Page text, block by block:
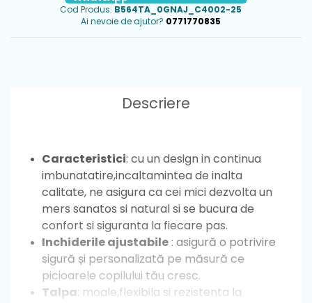
Cod Produs: B564TA_0GNAJ_C4002-25
Ai nevoie de ajutor? 0771770835
Descriere
Caracteristici: cu un design in continua
imbunatatire,incaltamintea de inalta
calitate, ne asigura ca cei mici dezvolta un
mers sanatos si natural si se bucura de
confort si siguranta la fiecare pas.
Inchiderile ajustabile : asigură o potrivire
sigură și personalizată pe măsură ce
picioarele copilului tău cresc.
Talpa: moale,flexibila si rezistenta la